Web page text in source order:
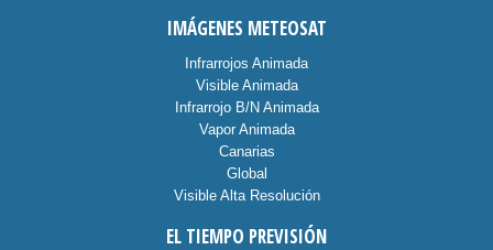
IMÁGENES METEOSAT
Infrarrojos Animada
Visible Animada
Infrarrojo B/N Animada
Vapor Animada
Canarias
Global
Visible Alta Resolución
EL TIEMPO PREVISIÓN